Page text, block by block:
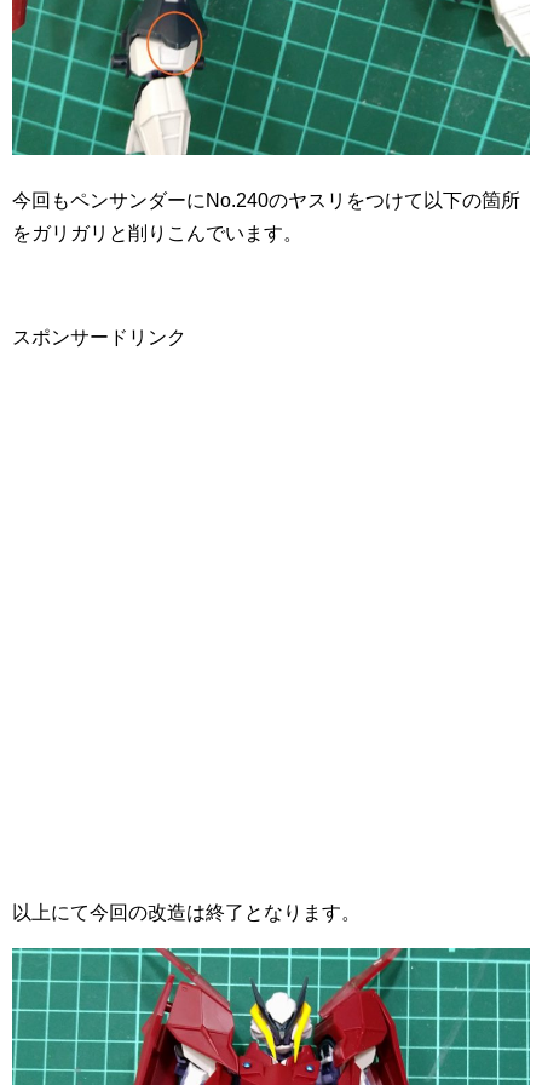
今回もペンサンダーにNo.240のヤスリをつけて以下の箇所
をガリガリと削りこんでいます。
スポンサードリンク
以上にて今回の改造は終了となります。